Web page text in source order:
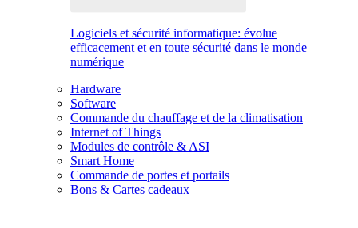
Logiciels et sécurité informatique: évolue
efficacement et en toute sécurité dans le monde
numérique
Hardware
Software
Commande du chauffage et de la climatisation
Internet of Things
Modules de contrôle & ASI
Smart Home
Commande de portes et portails
Bons & Cartes cadeaux